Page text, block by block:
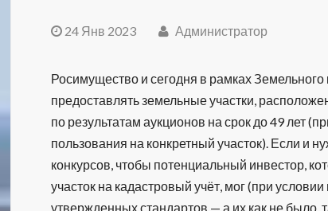
24 Янв 2023 Администратор
Росимущество и сегодня в рамках
предоставлять земельные участки,
по результатам аукционов на срок до 49 лет
пользования на конкретный участок). Если и
конкурсов, чтобы потенциальный инвестор,
участок на кадастровый учёт, мог (при
утвержденных стандартов — а их как не было,